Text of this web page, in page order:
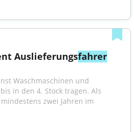
Auslieferungsfahrer
Waschmaschinen und
zwei Jahren im